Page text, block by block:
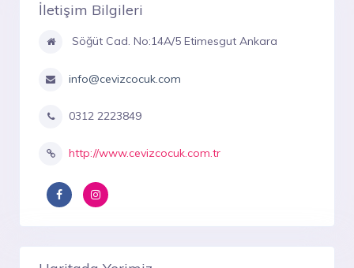
İletişim Bilgileri
Söğüt Cad. No:14A/5 Etimesgut Ankara
info@cevizcocuk.com
0312 2223849
http://www.cevizcocuk.com.tr